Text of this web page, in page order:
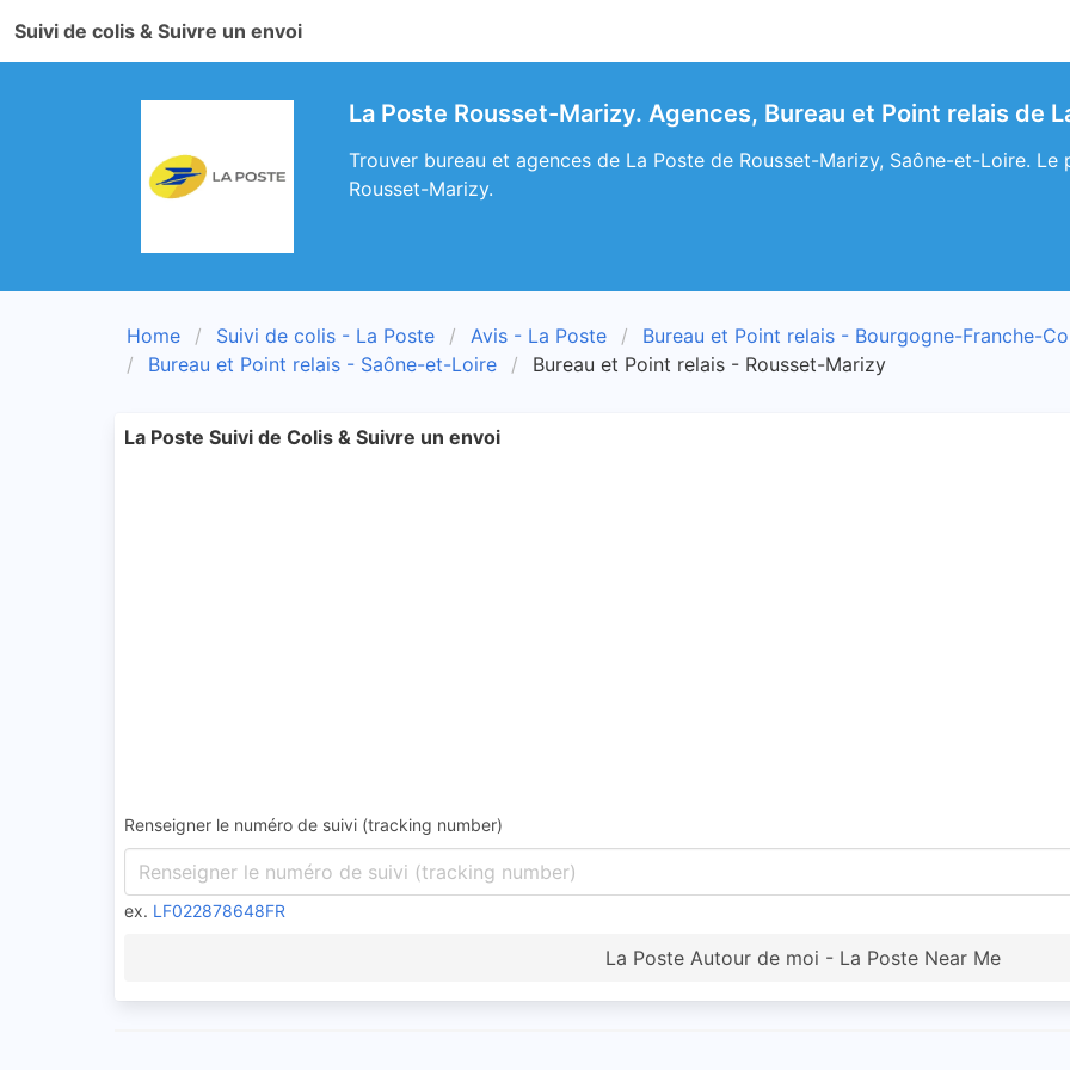
Suivi de colis & Suivre un envoi
La Poste Rousset-Marizy. Agences, Bureau et Point relais de
Trouver bureau et agences de La Poste de Rousset-Marizy, Saône-et-Loire.
Rousset-Marizy.
Home Suivi de colis - La Poste Avis - La Poste
Bureau et Point relais - Bourgogne-Franche-
Bureau et Point relais - Saône-et-Loire
Bureau et Point relais - Rousset-Marizy
La Poste Suivi de Colis & Suivre un envoi
Renseigner le numéro de suivi (tracking number)
ex. LF022878648FR
La Poste Autour de moi - La Poste Near Me